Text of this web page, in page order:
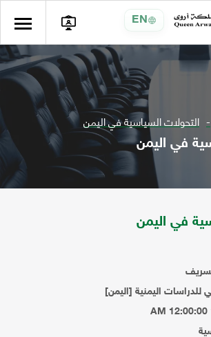
EN
التحولات السياسية في اليمن
في اليمن
في اليمن
للدراسات اليمنية [اليمن]